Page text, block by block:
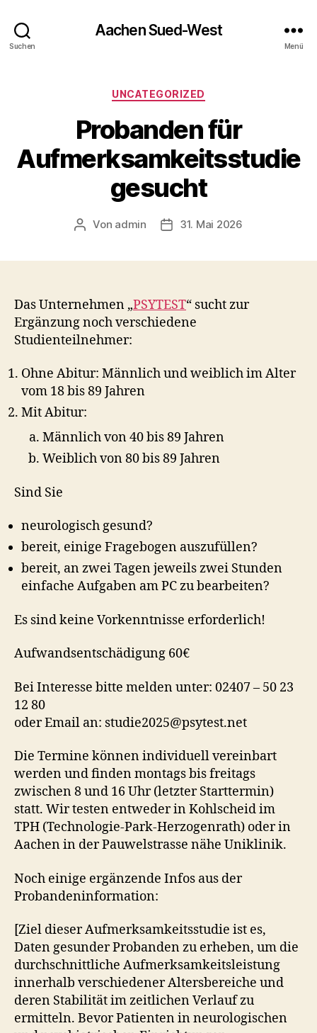
Suchen
Aachen Sued-West
Menü
Kategorien
UNCATEGORIZED
Probanden für
Aufmerksamkeitsstudie
gesucht
Beitragsautor
Von admin Veröffentlichungsdatum
31. Mai 2026
Das Unternehmen „PSYTEST“ sucht zur
Ergänzung noch verschiedene
Studienteilnehmer:
Ohne Abitur: Männlich und weiblich im Alter
vom 18 bis 89 Jahren
Mit Abitur:
Männlich von 40 bis 89 Jahren
Weiblich von 80 bis 89 Jahren
Sind Sie
neurologisch gesund?
bereit, einige Fragebogen auszufüllen?
bereit, an zwei Tagen jeweils zwei Stunden
einfache Aufgaben am PC zu bearbeiten?
Es sind keine Vorkenntnisse erforderlich!
Aufwandsentschädigung 60€
Bei Interesse bitte melden unter: 02407 – 50 23
12 80
oder Email an: studie2025@psytest.net
Die Termine können individuell vereinbart
werden und finden montags bis freitags
zwischen 8 und 16 Uhr (letzter Starttermin)
statt. Wir testen entweder in Kohlscheid im
TPH (Technologie-Park-Herzogenrath) oder in
Aachen in der Pauwelstrasse nähe Uniklinik.
Noch einige ergänzende Infos aus der
Probandeninformation:
[Ziel dieser Aufmerksamkeitsstudie ist es,
Daten gesunder Probanden zu erheben, um die
durchschnittliche Aufmerksamkeitsleistung
innerhalb verschiedener Altersbereiche und
deren Stabilität im zeitlichen Verlauf zu
ermitteln. Bevor Patienten in neurologischen